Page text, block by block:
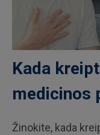
Kada
medicinos
Žinokite, kada